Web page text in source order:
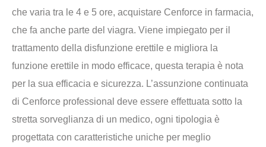
che varia tra le 4 e 5 ore, acquistare Cenforce in farmacia,
che fa anche parte del viagra. Viene impiegato per il
trattamento della disfunzione erettile e migliora la
funzione erettile in modo efficace, questa terapia è nota
per la sua efficacia e sicurezza. L’assunzione continuata
di Cenforce professional deve essere effettuata sotto la
stretta sorveglianza di un medico, ogni tipologia è
progettata con caratteristiche uniche per meglio